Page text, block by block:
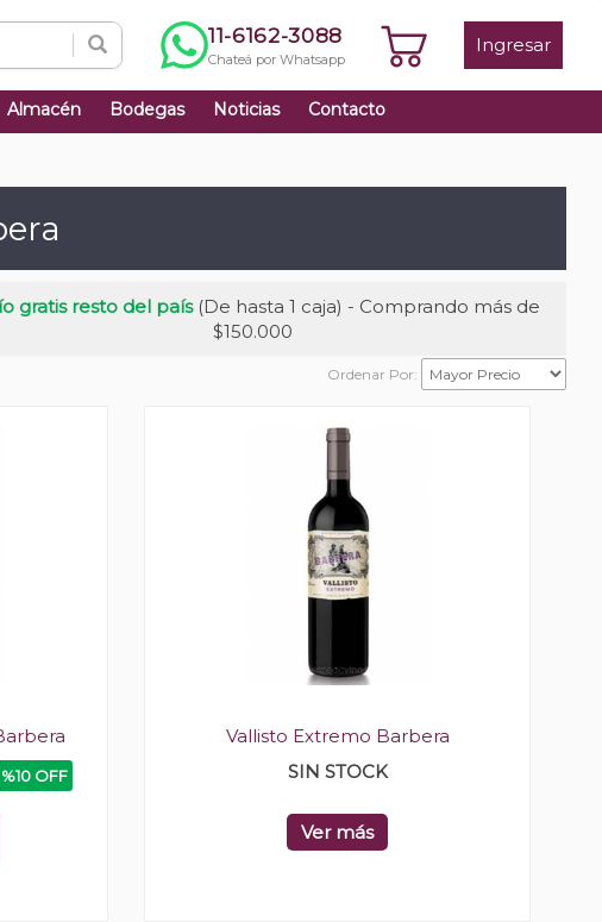
11-6162-3088
Chateá por Whatsapp
Ingresar
Almacén Bodegas Noticias Contacto
gratis resto del país(De hasta 1 caja) - Comprando más de
$150.000
Ordenar Por:
%10 OFF
Vallisto Extremo Barbera
SIN STOCK
Ver más